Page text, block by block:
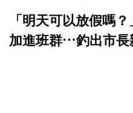
「明天可以放假嗎
加進班群…釣出市長